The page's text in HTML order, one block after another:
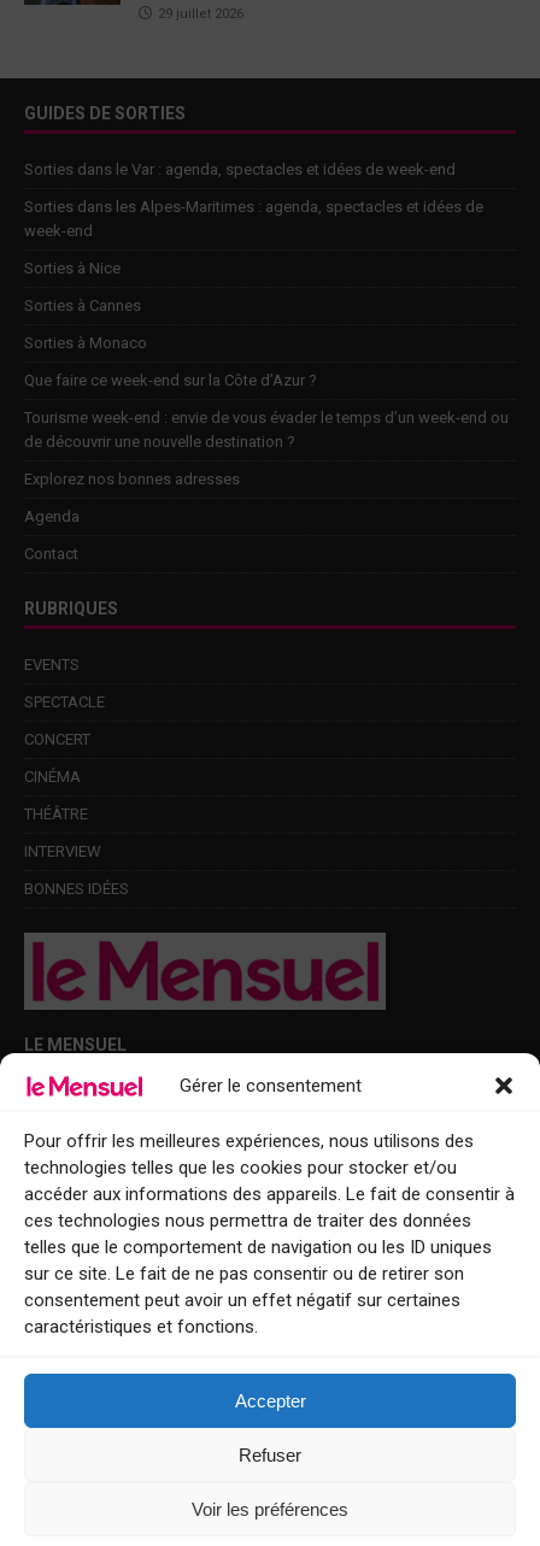
Gérer le consentement
Pour offrir les meilleures expériences, nous utilisons des
technologies telles que les cookies pour stocker et/ou
accéder aux informations des appareils. Le fait de consentir à
ces technologies nous permettra de traiter des données
telles que le comportement de navigation ou les ID uniques
sur ce site. Le fait de ne pas consentir ou de retirer son
consentement peut avoir un effet négatif sur certaines
caractéristiques et fonctions.
Accepter
Refuser
Voir les préférences
29 juillet 2026
GUIDES DE SORTIES
Sorties dans le Var : agenda, spectacles et idées de week-end
Sorties dans les Alpes-Maritimes : agenda, spectacles et idées de
week-end
Sorties à Nice
Sorties à Cannes
Sorties à Monaco
Que faire ce week-end sur la Côte d’Azur ?
Tourisme week-end : envie de vous évader le temps d’un week-end ou
de découvrir une nouvelle destination ?
Explorez nos bonnes adresses
Agenda
Contact
RUBRIQUES
EVENTS
SPECTACLE
CONCERT
CINÉMA
THÉÂTRE
INTERVIEW
BONNES IDÉES
LE MENSUEL
Points de diffusion Var et Alpes-Maritimes : oû trouver Le Mensuel ?
Le Mensuel en PDF : consultez le magazine en ligne
Qui sommes-nous ?
BFM Top Sorties
EVENT
Tourisme week-end : envie de vous évader le temps d’un week-end ou
Explorez nos bonnes adresses
Contact